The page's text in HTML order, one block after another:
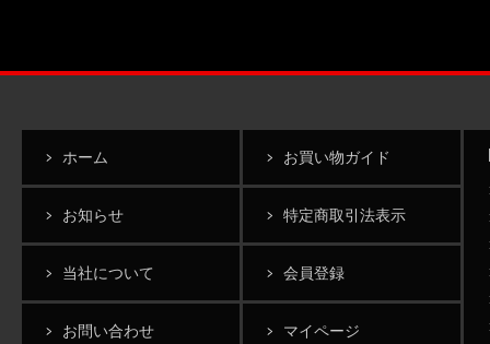
ホーム
お知らせ
当社について
お問い合わせ
お買い物ガイド
特定商取引法表示
会員登録
マイページ